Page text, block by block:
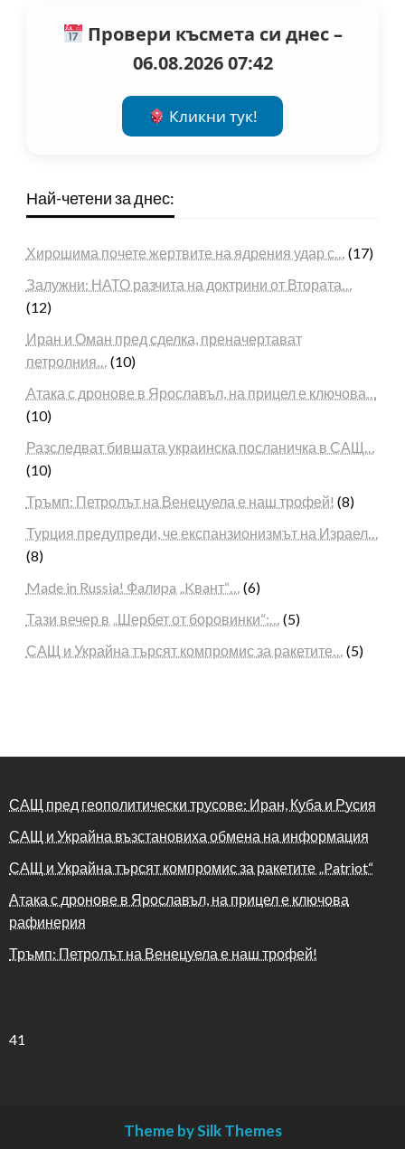
Провери късмета си днес –
06.08.2026 07:42
Кликни тук!
Най-четени за днес:
Хирошима почете жертвите на ядрения удар с… (17)
Залужни: НАТО разчита на доктрини от Втората…
(12)
Иран и Оман пред сделка, преначертават
петролния… (10)
Атака с дронове в Ярославъл, на прицел е ключова…
(10)
Разследват бившата украинска посланичка в САЩ…
(10)
Тръмп: Петролът на Венецуела е наш трофей! (8)
Турция предупреди, че експанзионизмът на Израел…
(8)
Made in Russia! Фaлиpa „Kвaнт“… (6)
Тази вечер в „Шербет от боровинки“:… (5)
САЩ и Украйна търсят компромис за ракетите… (5)
САЩ пред геополитически трусове: Иран, Куба и Русия
САЩ и Украйна възстановиха обмена на информация
САЩ и Украйна търсят компромис за ракетите „Patriot“
Атака с дронове в Ярославъл, на прицел е ключова
рафинерия
Тръмп: Петролът на Венецуела е наш трофей!
41
Theme by Silk Themes